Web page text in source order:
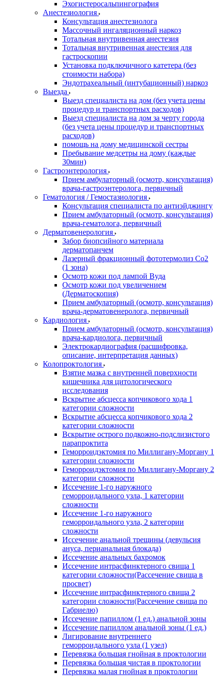
Эхогистеросальпингография
Анестезиология
Консультация анестезиолога
Массочный ингаляционный наркоз
Тотальная внутривенная анестезия
Тотальная внутривенная анестезия для
гастроскопии
Установка подключичного катетера (без
стоимости набора)
Эндотрахеальный (интубационный) наркоз
Выезда
Выезд специалиста на дом (без учета цены
процедур и транспортных расходов)
Выезд специалиста на дом за черту города
(без учета цены процедур и транспортных
расходов)
помощь на дому медицинской сестры
Пребывание медсетры на дому (каждые
30мин)
Гастроэнтерология
Прием амбулаторный (осмотр, консультация)
врача-гастроэнтеролога, первичный
Гематология / Гемостазиология
Консультация специалиста по антиэйджингу
Прием амбулаторный (осмотр, консультация)
врача-гематолога, первичный
Дерматовенерология
Забор биопсийного материала
дерматопанчем
Лазерный фракционный фототермолиз Со2
(1 зона)
Осмотр кожи под лампой Вуда
Осмотр кожи под увеличением
(Дерматоскопия)
Прием амбулаторный (осмотр, консультация)
врача-дерматовенеролога, первичный
Кардиология
Прием амбулаторный (осмотр, консультация)
врача-кардиолога, первичный
Электрокардиография (расшифровка,
описание, интерпретация данных)
Колопроктология
Взятие мазка с внутренней поверхности
кишечника для цитологического
исследования
Вскрытие абсцесса копчикового хода 1
категории сложности
Вскрытие абсцесса копчикового хода 2
категории сложности
Вскрытие острого подкожно-подслизистого
парапроктита
Геморроидэктомия по Миллигану-Моргану 1
категории сложности
Геморроидэктомия по Миллигану-Моргану 2
категории сложности
Иссечение 1-го наружного
геморроидального узла, 1 категории
сложности
Иссечение 1-го наружного
геморроидального узла, 2 категории
сложности
Иссечение анальной трещины (девульсия
ануса, перианальная блокада)
Иссечение анальных бахромок
Иссечение интрасфинктерного свища 1
категории сложности(Рассечение свища в
просвет)
Иссечение интрасфинктерного свища 2
категории сложности(Рассечение свища по
Габриелю)
Иссечение папиллом (1 ед.) анальной зоны
Иссечение папиллом анальной зоны (1 ед.)
Лигирование внутреннего
геморроидального узла (1 узел)
Перевязка большая гнойная в проктологии
Перевязка большая чистая в проктологии
Перевязка малая гнойная в проктологии